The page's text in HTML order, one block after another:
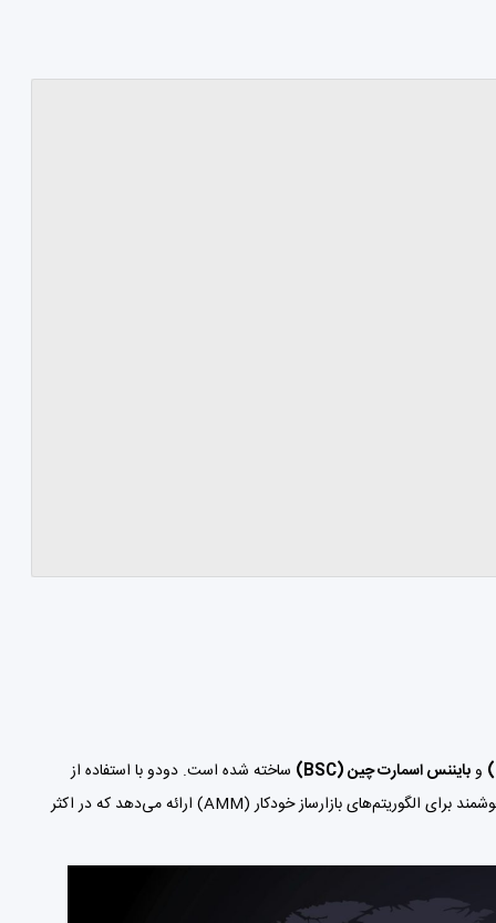
وبایننس اسمارت چین (BSC)
ساخته شده است. دودو با استفاده از
برای الگوریتم‌های بازارساز خودکار (AMM) ارائه می‌دهد که در اکثر